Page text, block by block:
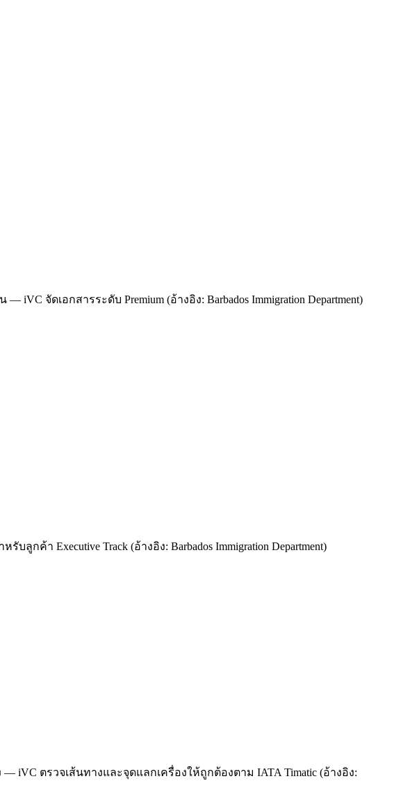
iVC จัดเอกสารระดับ Premium (อ้างอิง: Barbados Immigration Department)
ลูกค้า Executive Track (อ้างอิง: Barbados Immigration Department)
iVC ตรวจเส้นทางและจุดแลกเครื่องให้ถูกต้องตาม IATA Timatic (อ้างอิง: